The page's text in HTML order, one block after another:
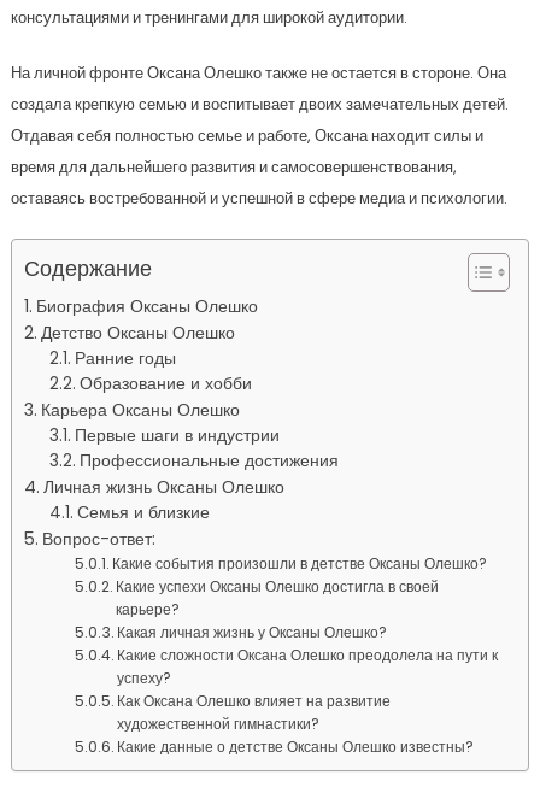
консультациями и тренингами для широкой аудитории.
На личной фронте Оксана Олешко также не остается в стороне. Она
создала крепкую семью и воспитывает двоих замечательных детей.
Отдавая себя полностью семье и работе, Оксана находит силы и
время для дальнейшего развития и самосовершенствования,
оставаясь востребованной и успешной в сфере медиа и психологии.
Содержание
Биография Оксаны Олешко
Детство Оксаны Олешко
Ранние годы
Образование и хобби
Карьера Оксаны Олешко
Первые шаги в индустрии
Профессиональные достижения
Личная жизнь Оксаны Олешко
Семья и близкие
Вопрос-ответ:
Какие события произошли в детстве Оксаны Олешко?
Какие успехи Оксаны Олешко достигла в своей
карьере?
Какая личная жизнь у Оксаны Олешко?
Какие сложности Оксана Олешко преодолела на пути к
успеху?
Как Оксана Олешко влияет на развитие
художественной гимнастики?
Какие данные о детстве Оксаны Олешко известны?